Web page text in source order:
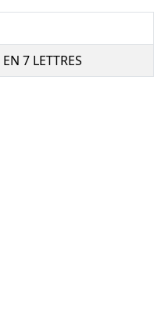
EN 7 LETTRES